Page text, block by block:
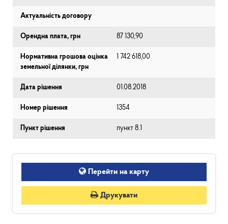
Актуальність договору
Орендна плата, грн 87 130,90
Нормативна грошова оцінка
земельної ділянки, грн
1 742 618,00
Дата рішення 01.08.2018
Номер рішення 1354
Пункт рішення пункт 8.1
Перейти на карту
Друкувати